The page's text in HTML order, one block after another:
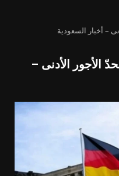
لحدّ الأجور الأدنى –